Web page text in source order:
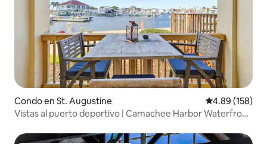
Condo en St. Augustine Calificación
4.89 (158)
Vistas al puerto deportivo | Camachee Harbor Waterfront